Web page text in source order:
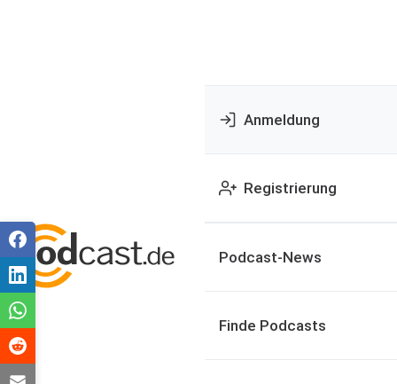
Anmeldung
Registrierung
Podcast-News
Finde Podcasts